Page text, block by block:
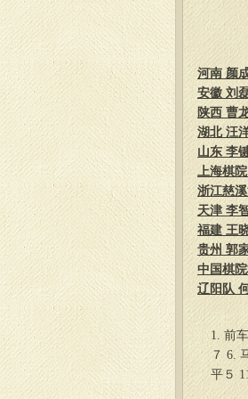
河南 颜
安徽 刘
陕西 曹
湖北 汪
山东 李
上海棋
浙江慈
天津 李
福建 王
贵州 郭
中国棋
辽阳队
1. 前
７ 6.
平５